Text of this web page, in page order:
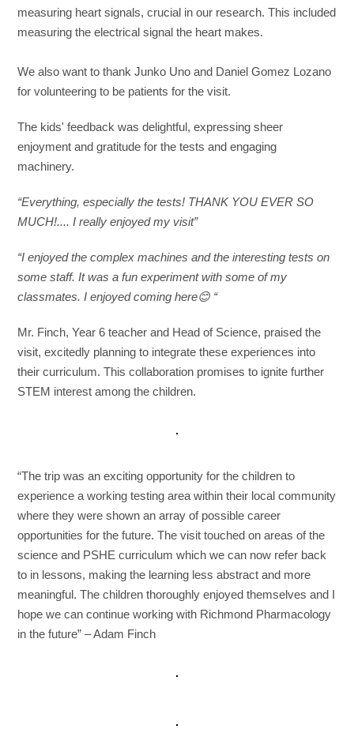
measuring heart signals, crucial in our research. This included
measuring the electrical signal the heart makes.
We also want to thank Junko Uno and Daniel Gomez Lozano
for volunteering to be patients for the visit.
The kids' feedback was delightful, expressing sheer
enjoyment and gratitude for the tests and engaging
machinery.
“Everything, especially the tests! THANK YOU EVER SO
MUCH!.... I really enjoyed my visit”
“I enjoyed the complex machines and the interesting tests on
some staff. It was a fun experiment with some of my
classmates. I enjoyed coming here😊 “
Mr. Finch, Year 6 teacher and Head of Science, praised the
visit, excitedly planning to integrate these experiences into
their curriculum. This collaboration promises to ignite further
STEM interest among the children.
“The trip was an exciting opportunity for the children to
experience a working testing area within their local community
where they were shown an array of possible career
opportunities for the future. The visit touched on areas of the
science and PSHE curriculum which we can now refer back
to in lessons, making the learning less abstract and more
meaningful. The children thoroughly enjoyed themselves and I
hope we can continue working with Richmond Pharmacology
in the future” – Adam Finch